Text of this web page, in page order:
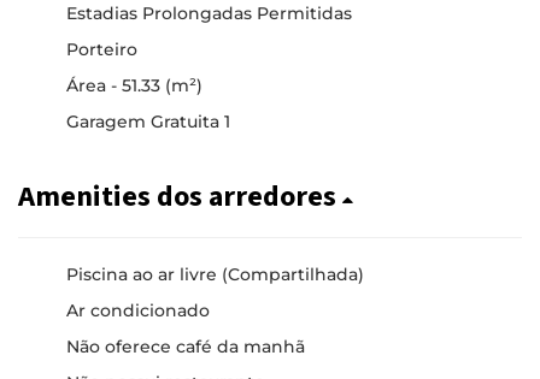
Estadias Prolongadas Permitidas
Porteiro
Área - 51.33 (m²)
Garagem Gratuita 1
Amenities dos arredores
Piscina ao ar livre (Compartilhada)
Ar condicionado
Não oferece café da manhã